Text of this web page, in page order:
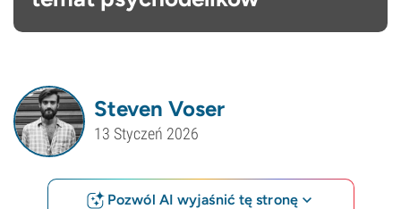
Steven Voser
13 Styczeń 2026
Pozwól AI wyjaśnić tę stronę